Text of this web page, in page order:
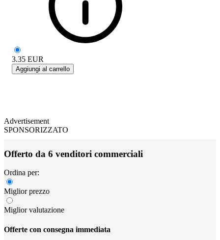
3.35 EUR
Aggiungi al carrello
Advertisement
SPONSORIZZATO
Offerto da 6 venditori commerciali
Ordina per:
Miglior prezzo
Miglior valutazione
Offerte con consegna immediata